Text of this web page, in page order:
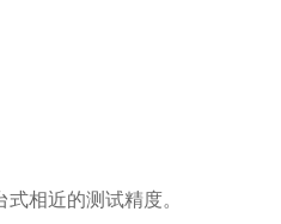
相近的测试精度。